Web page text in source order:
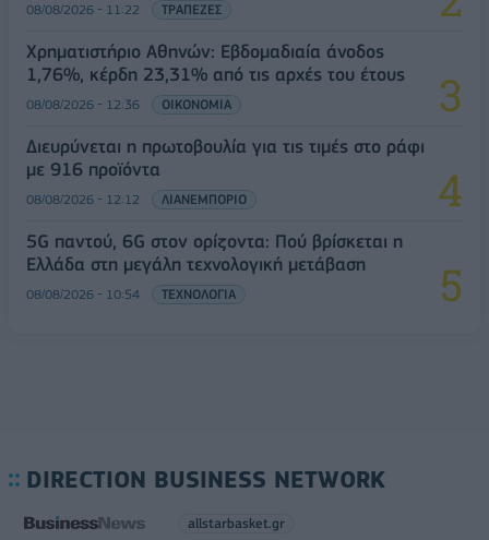
08/08/2026 - 11:22 ΤΡΑΠΕΖΕΣ
Χρηματιστήριο Αθηνών: Εβδομαδιαία άνοδος
1,76%, κέρδη 23,31% από τις αρχές του έτους
08/08/2026 - 12:36 ΟΙΚΟΝΟΜΙΑ
Διευρύνεται η πρωτοβουλία για τις τιμές στο ράφι
με 916 προϊόντα
08/08/2026 - 12:12 ΛΙΑΝΕΜΠΟΡΙΟ
5G παντού, 6G στον ορίζοντα: Πού βρίσκεται η
Ελλάδα στη μεγάλη τεχνολογική μετάβαση
08/08/2026 - 10:54 ΤΕΧΝΟΛΟΓΙΑ
DIRECTION BUSINESS NETWORK
allstarbasket.gr